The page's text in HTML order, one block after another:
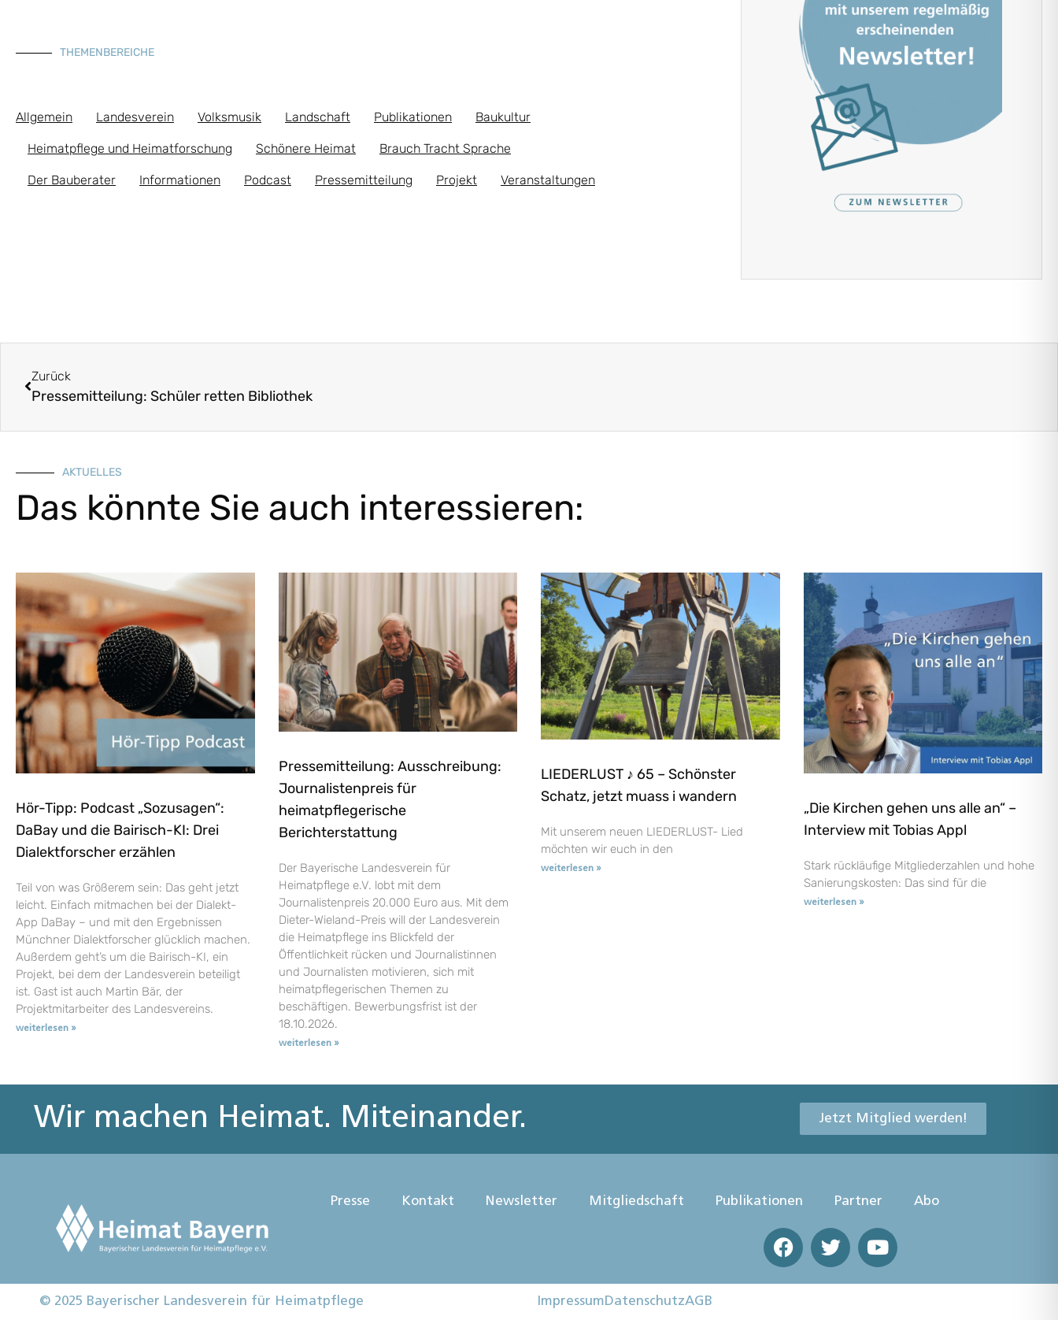
THEMENBEREICHE
Allgemein Landesverein Volksmusik Landschaft Publikationen Baukultur
Heimatpflege und Heimatforschung Schönere Heimat Brauch Tracht Sprache
Der Bauberater Informationen Podcast Pressemitteilung Projekt Veranstaltungen
Zurück
Pressemitteilung: Schüler retten Bibliothek
AKTUELLES
Das könnte Sie auch interessieren:
Hör-Tipp: Podcast „Sozusagen“:
DaBay und die Bairisch-KI: Drei
Dialektforscher erzählen
Teil von was Größerem sein: Das geht jetzt
leicht. Einfach mitmachen bei der Dialekt-
App DaBay – und mit den Ergebnissen
Münchner Dialektforscher glücklich machen.
Außerdem geht’s um die Bairisch-KI, ein
Projekt, bei dem der Landesverein beteiligt
ist. Gast ist auch Martin Bär, der
Projektmitarbeiter des Landesvereins.
weiterlesen »
Pressemitteilung: Ausschreibung:
Journalistenpreis für
heimatpflegerische
Berichterstattung
Der Bayerische Landesverein für
Heimatpflege e.V. lobt mit dem
Journalistenpreis 20.000 Euro aus. Mit dem
Dieter-Wieland-Preis will der Landesverein
die Heimatpflege ins Blickfeld der
Öffentlichkeit rücken und Journalistinnen
und Journalisten motivieren, sich mit
heimatpflegerischen Themen zu
beschäftigen. Bewerbungsfrist ist der
18.10.2026.
weiterlesen »
LIEDERLUST ♪ 65 – Schönster
Schatz, jetzt muass i wandern
Mit unserem neuen LIEDERLUST- Lied
möchten wir euch in den
weiterlesen »
„Die Kirchen gehen uns alle an“ –
Interview mit Tobias Appl
Stark rückläufige Mitgliederzahlen und hohe
Sanierungskosten: Das sind für die
weiterlesen »
Wir machen Heimat. Miteinander. Jetzt Mitglied werden!
Presse Kontakt Newsletter Mitgliedschaft Publikationen Partner Abo
© 2025 Bayerischer Landesverein für Heimatpflege ImpressumDatenschutzAGB